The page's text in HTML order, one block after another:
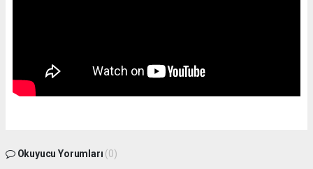
Okuyucu Yorumları (0)